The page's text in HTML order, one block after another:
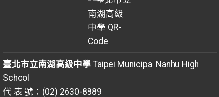
臺北市立南湖高級中學Taipei Municipal Nanhu High
School
代 表 號：(02) 2630-8889